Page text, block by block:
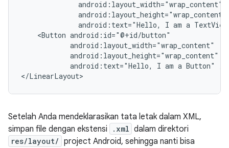
android:text="Hello,
I am a
<Button
android:text="Hello,
I am a Button"
</LinearLayout>
Setelah Anda mendeklarasikan tata letak dalam XML,
simpan file dengan ekstensi
.xml dalam direktori
res/layout/ project Android, sehingga nanti bisa